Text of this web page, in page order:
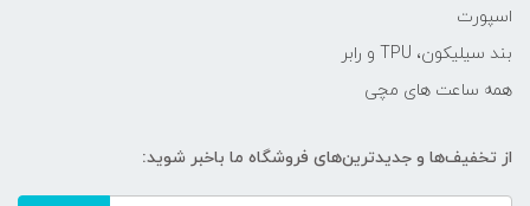
اسپورت
بند سیلیکون، TPU و رابر
همه ساعت های مچی
از تخفیف‌ها و جدیدترین‌های فروشگاه ما باخبر شوید: